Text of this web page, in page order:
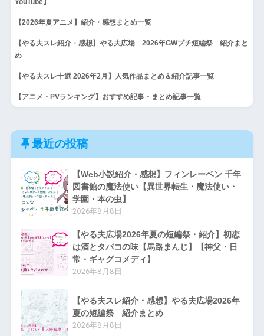
YouTube】
【2026年夏アニメ】紹介・感想まとめ一覧
【やる夫スレ紹介・感想】やる夫広場 2026年GWプチ短編祭 紹介まと
め
【やる夫スレ十選 2026年2月】人気作品まとめ＆紹介記事一覧
【アニメ・PVランキング】おすすめ記事・まとめ記事一覧
最近の投稿
【Web小説紹介・感想】フィンレーベン 千年
図書館の魔法使い【異世界転生・魔法使い・
学園・本の虫】
2026年8月8日
【やる夫広場2026年夏の短編祭・紹介】初恋
は酒とタバコの味【馬路まんじ】【神父・日
常・ギャグコメディ】
2026年8月8日
【やる夫スレ紹介・感想】やる夫広場2026年
夏の短編祭 紹介まとめ
2026年8月8日